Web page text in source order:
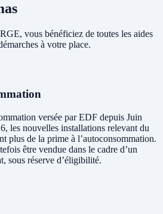
vous bénéficiez de toutes les aides
à votre place.
versée par EDF depuis Juin
les nouvelles installations relevant du
plus de la prime à l’autoconsommation.
être vendue dans le cadre d’un
sous réserve d’éligibilité.